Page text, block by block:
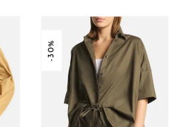
-30%